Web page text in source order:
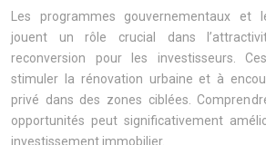
Les programmes gouvernementaux et
jouent un rôle crucial dans
reconversion pour les investisseurs.
stimuler la rénovation urbaine et à
privé dans des zones ciblées.
opportunités peut significativement
investissement immobilier.